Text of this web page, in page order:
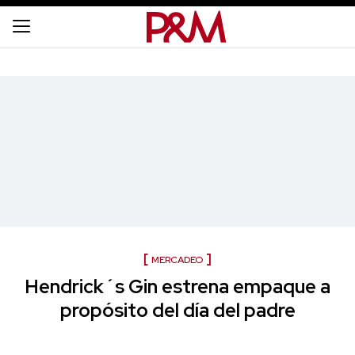
MERCADEO
Hendrick´s Gin estrena empaque a
propósito del día del padre